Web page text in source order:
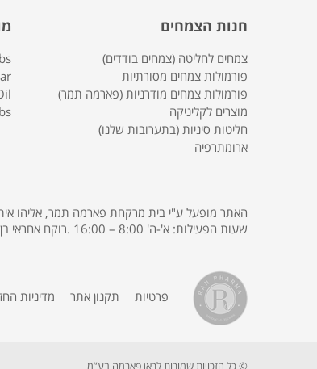
חנות הצמחים
צמחים לחליטה (צמחים בודדים)
פורמולות צמחים מסורתיות
פורמולות צמחים מודרניות (פארמה תמר)
מוצרים לקליניקה
חליטות סיניות (בתערובות שלנו)
ארומתרפיה
שעות הפעילות: א'-ה' 8:00 – 16:00 .רוקח אחראי בן נון שמואל רישיון מס' 3685 .
פרטיות תקנון אתר מדיניות
© כל הזכויות שמורות לראן פארמה בע”מ